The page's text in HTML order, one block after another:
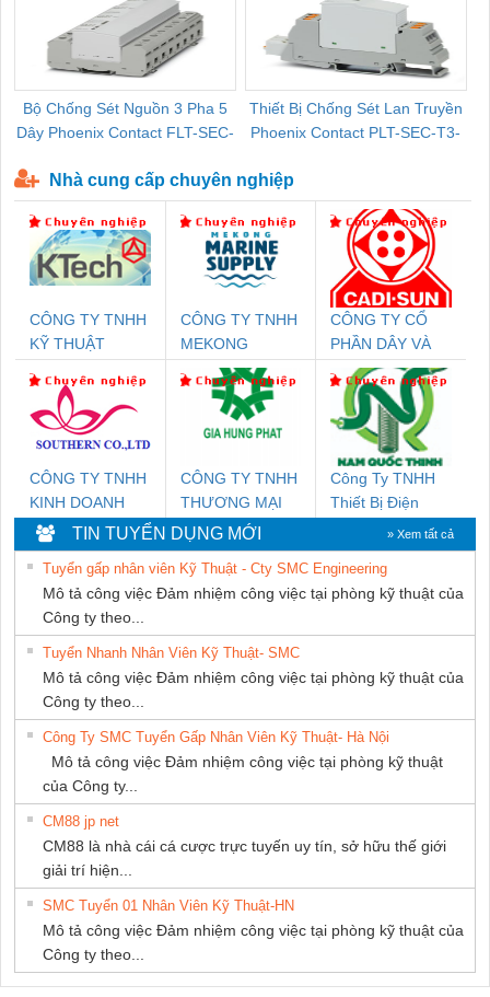
Bộ Chống Sét Nguồn 3 Pha 5
Dây Phoenix Contact FLT-SEC-
Thiết Bị Chống Sét Lan Truyền
Phoenix Contact PLT-SEC-T3-
Nhà cung cấp chuyên nghiệp
CÔNG TY TNHH
KỸ THUẬT
NAM
CÔNG TY TNHH
MEKONG
MARINE
SUPPLY
CÔNG TY CỔ
PHẦN DÂY VÀ
CÁP ĐIỆN
THƯỢNG ĐÌNH
CÔNG TY TNHH
KINH DOANH
DỊCH VỤ XNK
PHƯƠNG NAM
CÔNG TY TNHH
THƯƠNG MẠI
DỊCH VỤ KỸ
THUẬT ĐIỆN CƠ
GIA HƯNG
PHÁT
Công Ty TNHH
Thiết Bị Điện
Nam Quốc Thịnh
TIN TUYỂN DỤNG MỚI » Xem tất cả
Tuyển gấp nhân viên Kỹ Thuật - Cty SMC Engineering
Mô tả công việc Đảm nhiệm công việc tại phòng kỹ thuật của
Công ty theo...
Tuyển Nhanh Nhân Viên Kỹ Thuật- SMC
Mô tả công việc Đảm nhiệm công việc tại phòng kỹ thuật của
Công ty theo...
Công Ty SMC Tuyển Gấp Nhân Viên Kỹ Thuật- Hà Nội
Mô tả công việc Đảm nhiệm công việc tại phòng kỹ thuật
của Công ty...
CM88 jp net
CM88 là nhà cái cá cược trực tuyến uy tín, sở hữu thế giới
giải trí hiện...
SMC Tuyển 01 Nhân Viên Kỹ Thuật-HN
Mô tả công việc Đảm nhiệm công việc tại phòng kỹ thuật của
Công ty theo...